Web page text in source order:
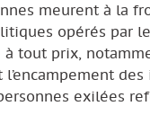
meurent à la
opérés par
tout prix,
l’encampement
exilées